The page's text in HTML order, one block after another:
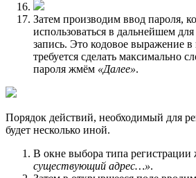
Затем производим ввод пароля,
использоваться в дальнейшем
запись. Это кодовое выражение в
требуется сделать максимально
пароля жмём «Далее».
Порядок действий, необходимый для
будет несколько иной.
В окне выбора типа
существующий адрес…».